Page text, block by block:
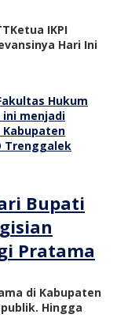
IKPI
Hari Ini
Bupati
Pratama
di Kabupaten
Hingga